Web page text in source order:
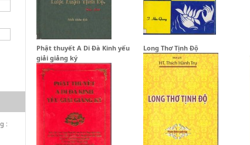
Phật thuyết A Di Đà Kinh yếu
giải giảng ký
Long Thơ Tịnh Độ
: